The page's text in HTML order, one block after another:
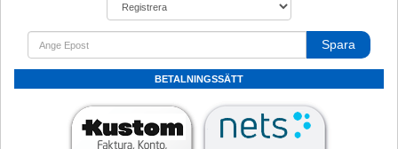
Spara
BETALNINGSSÄTT